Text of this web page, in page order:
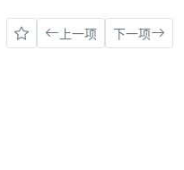
上一项 下一项